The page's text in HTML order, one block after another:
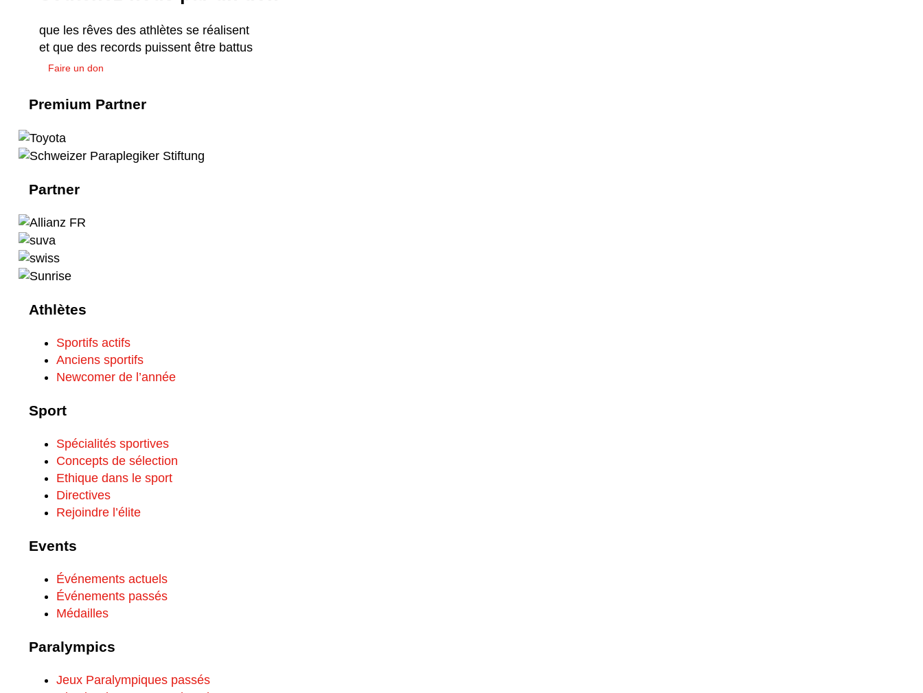
que les rêves des athlètes se réalisent
et que des records puissent être battus
Faire un don
Premium Partner
Partner
Athlètes
Sportifs actifs
Anciens sportifs
Newcomer de l’année
Sport
Spécialités sportives
Concepts de sélection
Ethique dans le sport
Directives
Rejoindre l’élite
Events
Événements actuels
Événements passés
Médailles
Paralympics
Jeux Paralympiques passés